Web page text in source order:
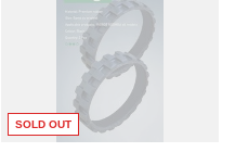
SOLD OUT